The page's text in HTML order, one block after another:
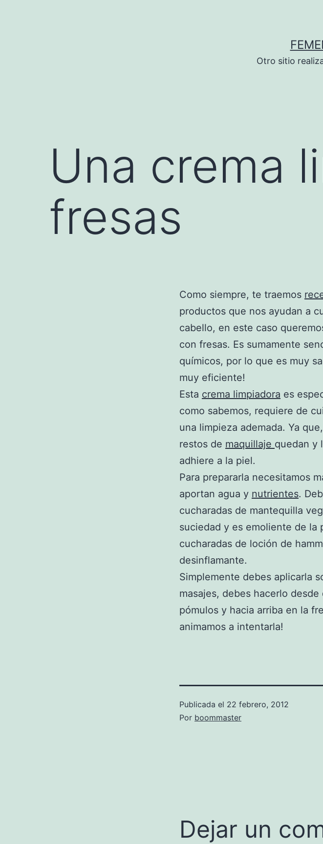
Otro sitio
Una crema
fresas
Como siempre, te traemos
productos que nos ayudan a
cabello, en este caso
con fresas. Es sumamente
químicos, por lo que es muy
muy eficiente!
Esta crema limpiadora es
como sabemos, requiere de
una limpieza ademada. Ya
restos de maquillaje quedan y
adhiere a la piel.
Para prepararla necesitamos
aportan agua y nutrientes.
cucharadas de mantequilla
suciedad y es emoliente de la
cucharadas de loción de
desinflamante.
Simplemente debes aplicarla
masajes, debes hacerlo
pómulos y hacia arriba en la
animamos a intentarla!
Publicada el 22 febrero, 2012
Por boommaster
Dejar un